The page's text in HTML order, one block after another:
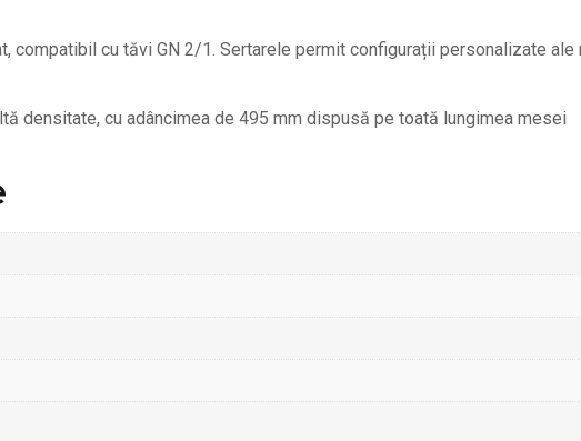
cu tăvi GN 2/1. Sertarele permit configurații personalizate ale
densitate, cu adâncimea de 495 mm dispusă pe toată lungimea mesei